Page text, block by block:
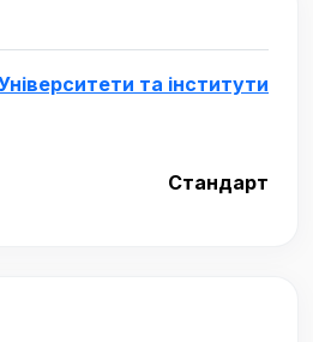
та інститути
Стандарт